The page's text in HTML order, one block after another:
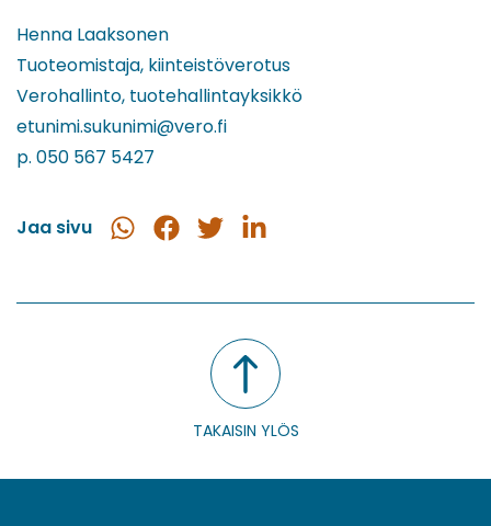
Henna Laaksonen
Tuoteomistaja, kiinteistöverotus
Verohallinto, tuotehallintayksikkö
etunimi.sukunimi@vero.fi
p. 050 567 5427
Jaa sivu
Jaa
Jaa
Jaa
Jaa
TAKAISIN YLÖS